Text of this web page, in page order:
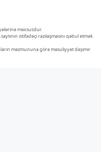
məxsusdur.
istifadəçi razılaşmasını qəbul etmək
məzmununa görə məsuliyyət daşımır.